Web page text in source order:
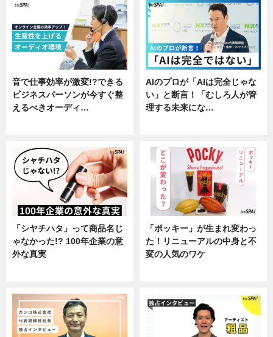
音で仕事効率が激変!?できる
ビジネスパーソンが今すぐ整
えるべきオーディ…
AIのプロが「AIは完全じゃな
い」と断言！「むしろ人が管
理する未来にな…
「シヤチハタ」って商品名じ
ゃなかった!? 100年企業の意
外な真実
「ポッキー」が生まれ変わっ
た！リニューアルの中身と不
変の人気のワケ